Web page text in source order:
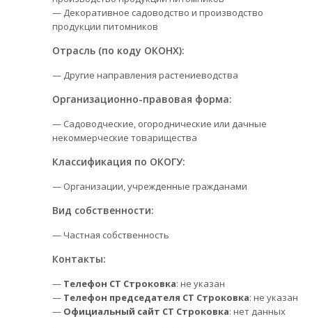
— Декоративное садоводство и производство
продукции питомников
Отрасль (по коду ОКОНХ):
— Другие направления растениеводства
Организационно-правовая форма:
— Садоводческие, огороднические или дачные
некоммерческие товарищества
Классификация по ОКОГУ:
— Организации, учрежденные гражданами
Вид собственности:
— Частная собственность
Контакты:
— Телефон СТ Строковка: не указан
— Телефон председателя СТ Строковка: не указан
— Официальный сайт СТ Строковка: нет данных